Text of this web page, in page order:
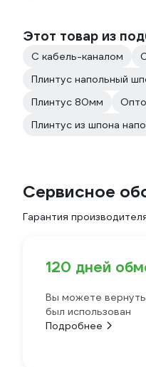
Этот товар из
С кабель-каналом
Плинтус напольный
Плинтус 80мм
Плинтус из шпона
Сервисное
Гарантия
120 дней
Вы можете
был использован
Подробнее